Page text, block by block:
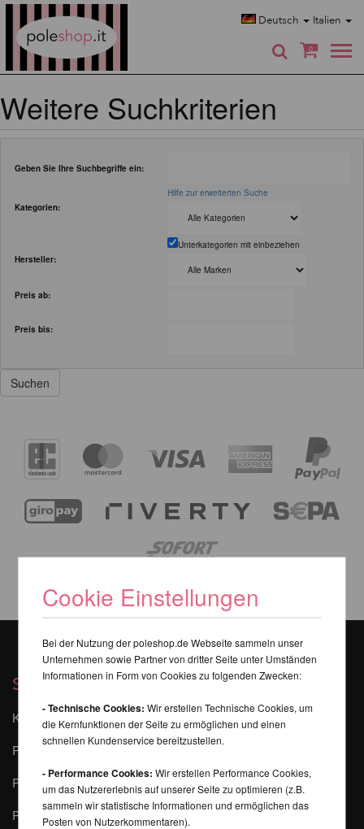
Deutsch Italien
0
Weitere Suchkriterien
Geben Sie Ihre Suchbegriffe ein:
Hilfe zur erweiterten Suche
Kategorien:
Unterkategorien mit einbeziehen
Hersteller:
Preis ab:
Preis bis:
Services
Kontakt
Poledance Sicherheits-Tipps
Pole Dance Lernen
Pole-Finder
Cookie Einstellungen
Bei der Nutzung der poleshop.de Webseite sammeln unser
Unternehmen sowie Partner von dritter Seite unter Umständen
Informationen in Form von Cookies zu folgenden Zwecken:
- Technische Cookies: Wir erstellen Technische Cookies, um
die Kernfunktionen der Seite zu ermöglichen und einen
schnellen Kundenservice bereitzustellen.
- Performance Cookies: Wir erstellen Performance Cookies,
um das Nutzererlebnis auf unserer Seite zu optimieren (z.B.
sammeln wir statistische Informationen und ermöglichen das
Posten von Nutzerkommentaren).